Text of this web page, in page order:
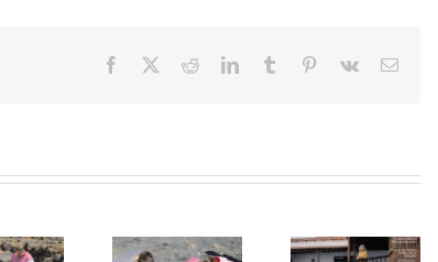
Facebook RedditLinkedInTumblr Pinterest
Vk
Correo